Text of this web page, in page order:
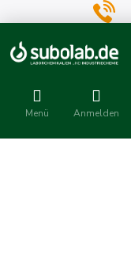
Menü Anmelden